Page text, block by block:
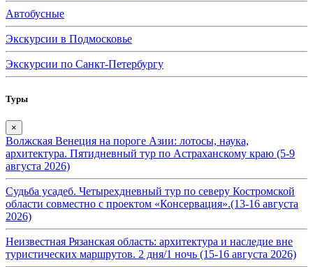
Автобусные
Экскурсии в Подмосковье
Экскурсии по Санкт-Петербургу
Туры
×
Волжская Венеция на пороге Азии: лотосы, наука,
архитектура. Пятидневный тур по Астраханскому краю (5-9
августа 2026)
Судьба усадеб. Четырехдневный тур по северу Костромской
области совместно с проектом «Консервация».(13-16 августа
2026)
Неизвестная Рязанская область: архитектура и наследие вне
туристических маршрутов. 2 дня/1 ночь (15-16 августа 2026)